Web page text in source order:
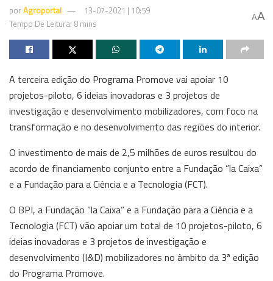
porAgroportal
13-07-2021 | 10:59
Tempo De Leitura: 8 mins
AA
A terceira edição do Programa Promove vai apoiar 10
projetos-piloto, 6 ideias inovadoras e 3 projetos de
investigação e desenvolvimento mobilizadores, com foco na
transformação e no desenvolvimento das regiões do interior.
O investimento de mais de 2,5 milhões de euros resultou do
acordo de financiamento conjunto entre a Fundação ”la Caixa”
e a Fundação para a Ciência e a Tecnologia (FCT).
O BPI, a Fundação ”la Caixa” e a Fundação para a Ciência e a
Tecnologia (FCT) vão apoiar um total de 10 projetos-piloto, 6
ideias inovadoras e 3 projetos de investigação e
desenvolvimento (I&D) mobilizadores no âmbito da 3ª edição
do Programa Promove.